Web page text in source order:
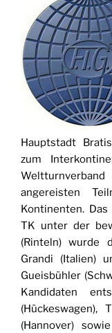
Hauptstadt
zum
angereisten
Kontinenten.
TK unter der
(Rinteln) wurde
Grandi (Italien)
Gueisbühler
Kandidaten
(Hückeswagen),
(Hannover)